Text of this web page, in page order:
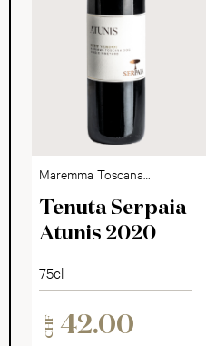
Maremma Toscana
DOC
Tenuta Serpaia
Atunis 2020
75cl
CHF 42.00